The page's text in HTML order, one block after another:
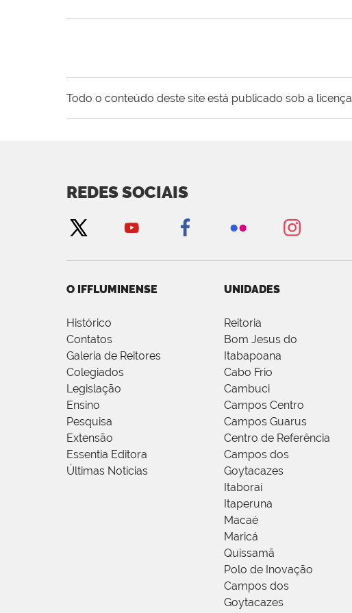
Todo o conteúdo deste site está publicado sob a licença
REDES SOCIAIS
O IFFLUMINENSE
Histórico
Contatos
Galeria de Reitores
Colegiados
Legislação
Ensino
Pesquisa
Extensão
Essentia Editora
Últimas Notícias
UNIDADES
Reitoria
Bom Jesus do
Itabapoana
Cabo Frio
Cambuci
Campos Centro
Campos Guarus
Centro de Referência
Campos dos
Goytacazes
Itaboraí
Itaperuna
Macaé
Maricá
Quissamã
Polo de Inovação
Campos dos
Goytacazes